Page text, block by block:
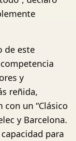
de este
y
reñida,
un “Clásico
y Barcelona.
para